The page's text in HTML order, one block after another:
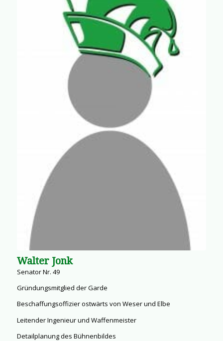
Walter Jonk
Senator Nr. 49
Gründungsmitglied der Garde
Beschaffungsoffizier ostwärts von Weser und Elbe
Leitender Ingenieur und Waffenmeister
Detailplanung des Bühnenbildes